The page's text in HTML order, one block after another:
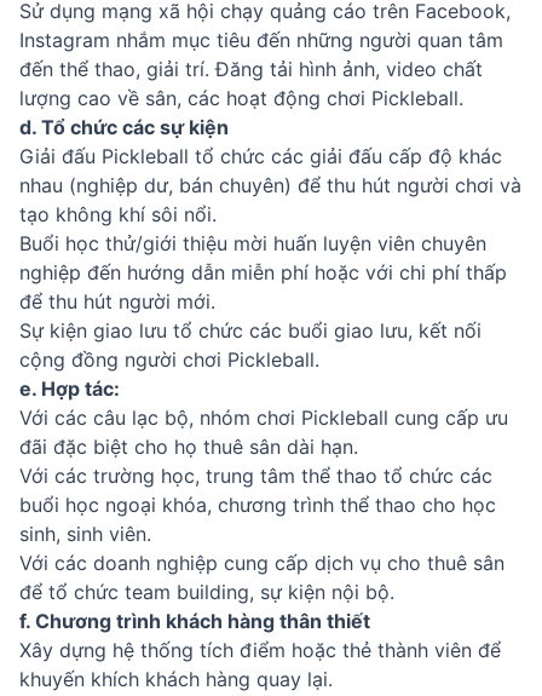
Sử dụng mạng xã hội chạy quảng cáo trên Facebook,
Instagram nhắm mục tiêu đến những người quan tâm
đến thể thao, giải trí. Đăng tải hình ảnh, video chất
lượng cao về sân, các hoạt động chơi Pickleball.
d. Tổ chức các sự kiện
Giải đấu Pickleball tổ chức các giải đấu cấp độ khác
nhau (nghiệp dư, bán chuyên) để thu hút người chơi và
tạo không khí sôi nổi.
Buổi học thử/giới thiệu mời huấn luyện viên chuyên
nghiệp đến hướng dẫn miễn phí hoặc với chi phí thấp
để thu hút người mới.
Sự kiện giao lưu tổ chức các buổi giao lưu, kết nối
cộng đồng người chơi Pickleball.
e. Hợp tác:
Với các câu lạc bộ, nhóm chơi Pickleball cung cấp ưu
đãi đặc biệt cho họ thuê sân dài hạn.
Với các trường học, trung tâm thể thao tổ chức các
buổi học ngoại khóa, chương trình thể thao cho học
sinh, sinh viên.
Với các doanh nghiệp cung cấp dịch vụ cho thuê sân
để tổ chức team building, sự kiện nội bộ.
f. Chương trình khách hàng thân thiết
Xây dựng hệ thống tích điểm hoặc thẻ thành viên để
khuyến khích khách hàng quay lại.